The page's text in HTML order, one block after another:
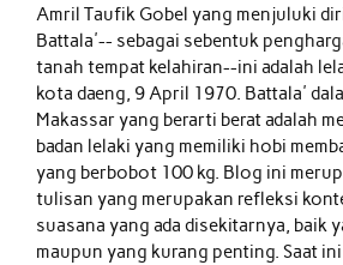
Amril Taufik Gobelyang menjuluki
Battala'-- sebagai sebentuk
tanah tempat kelahiran--ini adalah
kota daeng, 9 April 1970. Battala'
Makassar yang berarti berat adalah
badan lelaki yang memiliki hobi
yang berbobot 100 kg. Blog ini
tulisan yang merupakan refleksi
suasana yang ada disekitarnya, baik
maupun yang kurang penting. Saat